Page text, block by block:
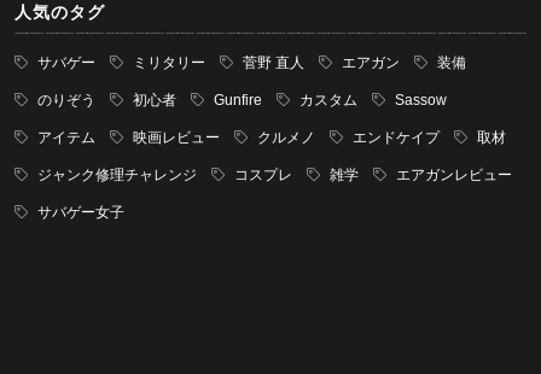
人気のタグ
サバゲー ミリタリー 菅野 直人 エアガン 装備
のりぞう 初心者 Gunfire カスタム Sassow
アイテム 映画レビュー クルメノ エンドケイプ 取材
ジャンク修理チャレンジ コスプレ 雑学 エアガンレビュー
サバゲー女子